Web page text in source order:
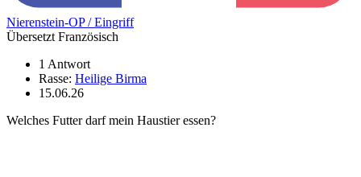
Nierenstein-OP / Eingriff
Übersetzt Französisch
1 Antwort
Rasse: Heilige Birma
15.06.26
Welches Futter darf mein Haustier essen?